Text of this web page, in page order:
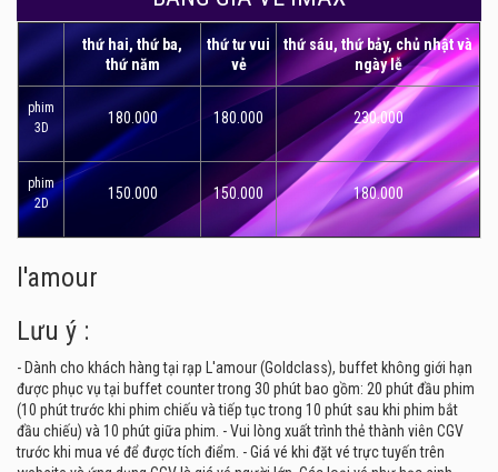
thứ hai, thứ ba,
thứ năm
thứ tư vui
vẻ
thứ sáu, thứ bảy, chủ nhật và
ngày lễ
phim
3D
180.000 180.000 230.000
phim
2D
150.000 150.000 180.000
l'amour
Lưu ý :
- Dành cho khách hàng tại rạp L'amour (Goldclass), buffet không giới hạn
được phục vụ tại buffet counter trong 30 phút bao gồm: 20 phút đầu phim
(10 phút trước khi phim chiếu và tiếp tục trong 10 phút sau khi phim bắt
đầu chiếu) và 10 phút giữa phim. - Vui lòng xuất trình thẻ thành viên CGV
trước khi mua vé để được tích điểm. - Giá vé khi đặt vé trực tuyến trên